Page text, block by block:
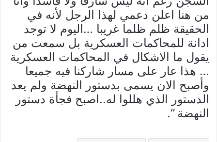
من هنا اعلن دعمي لهذا الرجل لأنه في
الحقيقة ظلم ظلما غريبا …اليوم لا توجد
ادانة للمحاكمات العسكرية بل سمعت من
يقول ما الاشكال في المحاكمات العسكرية
… هذا عار على مسار شاركنا فيه جميعا
وأصبح الان يسمى بدستور النهضة ولم يعد
الدستور الذي هللوا له..اصبح فجأة دستور
النهضة “.